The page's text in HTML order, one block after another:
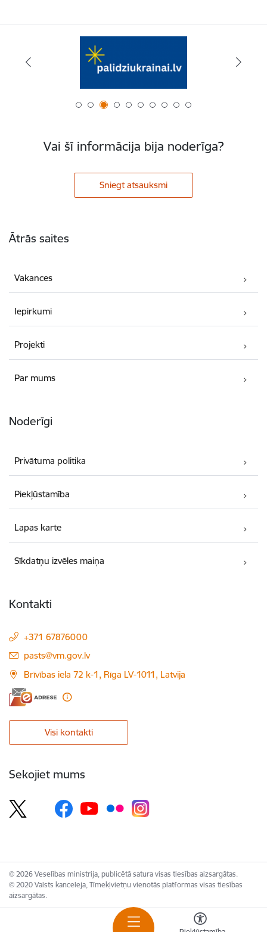
Vai šī informācija bija noderīga?
Sniegt atsauksmi
Ātrās saites
Vakances
Iepirkumi
Projekti
Par mums
Noderīgi
Privātuma politika
Piekļūstamība
Lapas karte
Sīkdatņu izvēles maiņa
Kontakti
+371 67876000
E-pasts:
pasts@vm.gov.lv
Brīvības iela 72 k-1, Rīga LV-1011, Latvija
Visi kontakti
Sekojiet mums
© 2026 Veselības ministrija, publicētā satura visas tiesības aizsargātas.
© 2020 Valsts kanceleja, Tīmekļvietņu vienotās platformas visas tiesības
aizsargātas.